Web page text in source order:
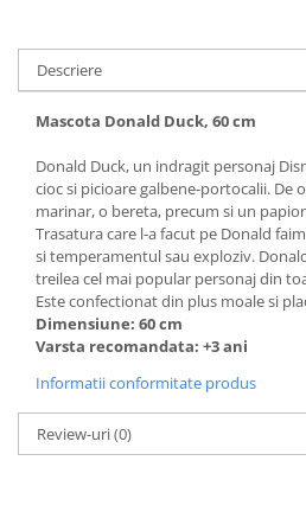
Descriere
Mascota Donald Duck, 60 cm
Donald Duck, un indragit personaj
cioc si picioare galbene-portocalii. De
marinar, o bereta, precum si un
Trasatura care l-a facut pe Donald
si temperamentul sau exploziv.
treilea cel mai popular personaj din
Este confectionat din plus moale si
Dimensiune: 60 cm
Varsta recomandata: +3 ani
Informatii conformitate produs
Review-uri(0)